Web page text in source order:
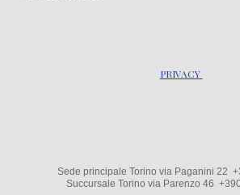
PRIVACY
Sede principale Torino via Paganini 22
Succursale Torino via Parenzo 46 +39